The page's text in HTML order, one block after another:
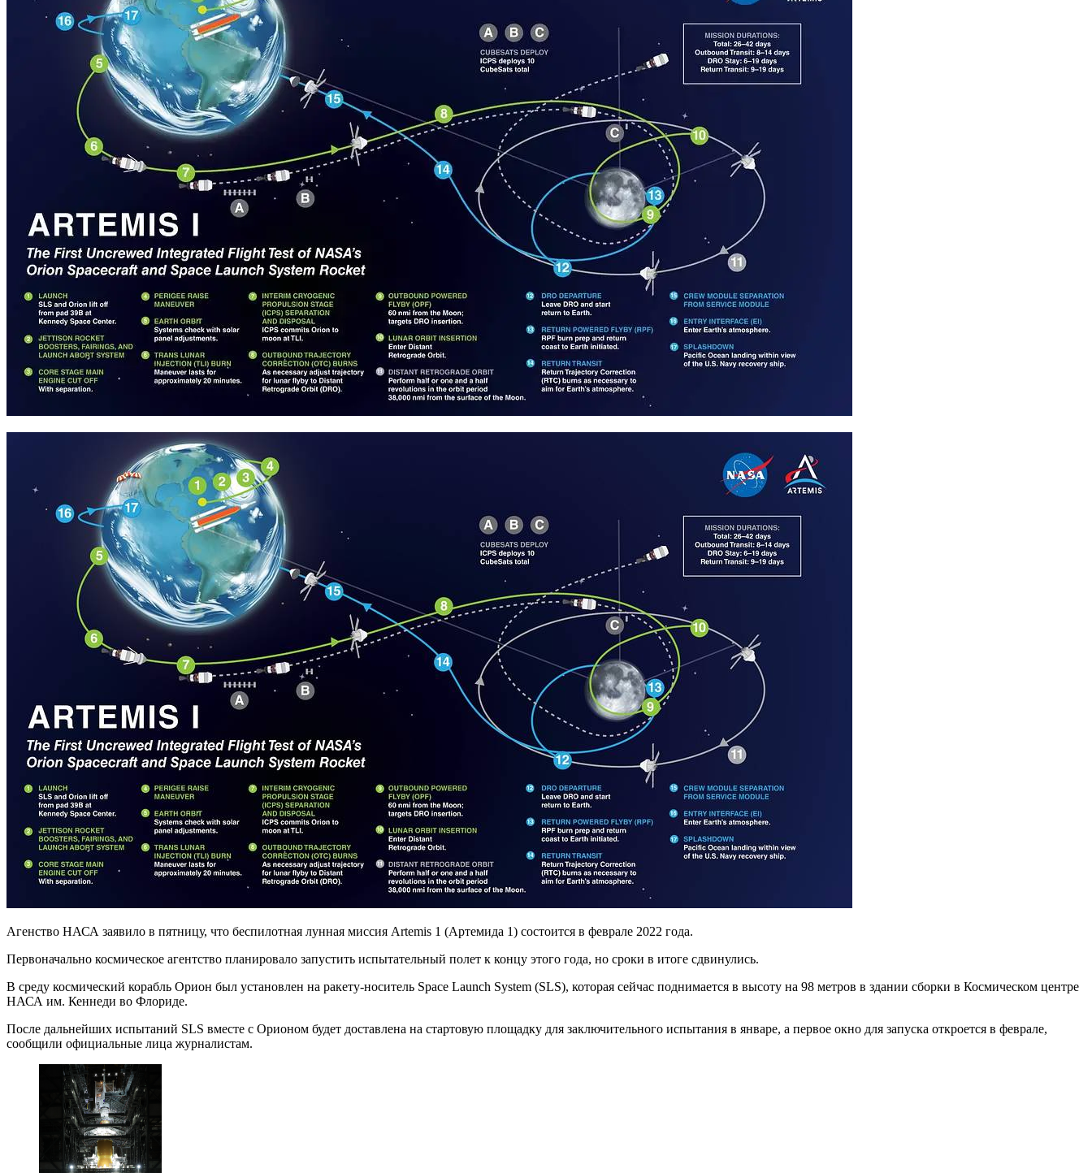
Агенство НАСА заявило в пятницу, что беспилотная лунная миссия Artemis 1 (Артемида 1) состоится в феврале 2022 года.
Первоначально космическое агентство планировало запустить испытательный полет к концу этого года, но сроки в итоге сдвинулись.
В среду космический корабль Орион был установлен на ракету-носитель Space Launch System (SLS), которая сейчас поднимается в высоту на 98 метров в здании сборки в Космическом центре
НАСА им. Кеннеди во Флориде.
После дальнейших испытаний SLS вместе с Орионом будет доставлена на стартовую площадку для заключительного испытания в январе, а первое окно для запуска откроется в феврале,
сообщили официальные лица журналистам.